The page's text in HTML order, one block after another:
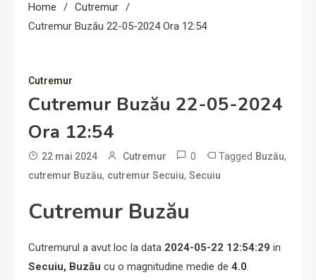
Home
Cutremur
Cutremur Buzău 22-05-2024 Ora 12:54
Cutremur
Cutremur Buzău 22-05-2024
Ora 12:54
22 mai 2024 Cutremur 0 Tagged Buzău,
cutremur Buzău, cutremur Secuiu, Secuiu
Cutremur Buzău
Cutremurul a avut loc la data 2024-05-22 12:54:29 in
Secuiu, Buzău cu o magnitudine medie de 4.0.